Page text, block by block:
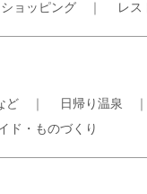
ショッピング ｜ レス
ど ｜ 日帰り温泉
ド・ものづくり